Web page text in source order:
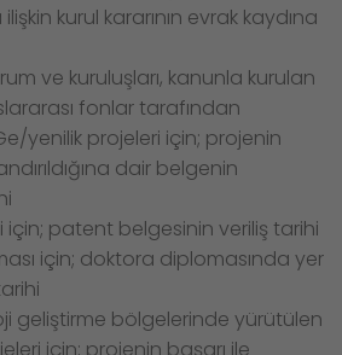
kurul kararının evrak kaydına
ve kuruluşları, kanunla kurulan
fonlar tarafından
yenilik projeleri için; projenin
dair belgenin
patent belgesinin veriliş tarihi
için; doktora diplomasında yer
geliştirme bölgelerinde yürütülen
için; projenin başarı ile